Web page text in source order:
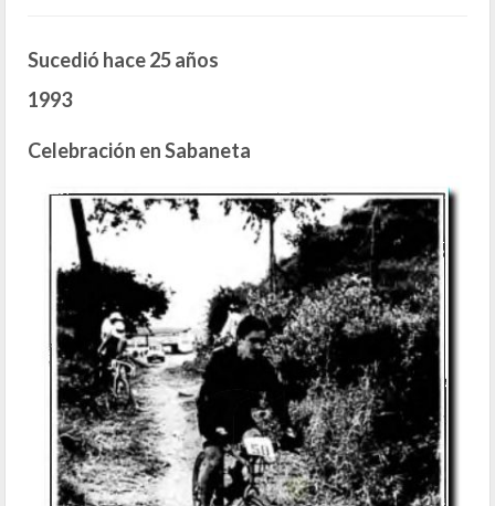
Sucedió hace 25 años
1993
Celebración en Sabaneta